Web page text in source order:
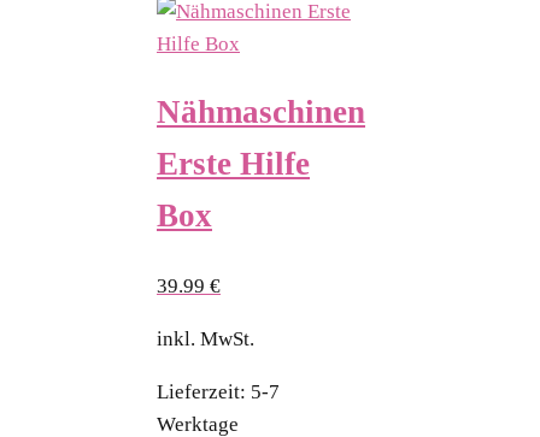
Nähmaschinen
Erste Hilfe
Box
39.99 €
inkl. MwSt.
Lieferzeit: 5-7
Werktage